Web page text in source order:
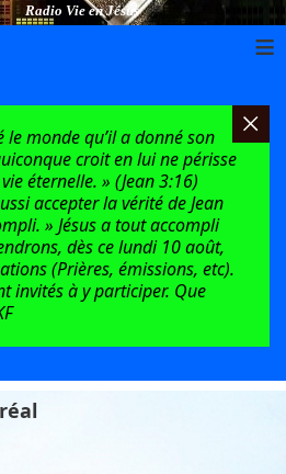
Radio Vie en Jésus
≡
monde qu’il a donné son
croit en lui ne périsse
éternelle. » (Jean 3:16)
accepter la vérité de Jean
» Jésus a tout accompli
dès ce lundi 10 août,
(Prières, émissions, etc).
invités à y participer. Que